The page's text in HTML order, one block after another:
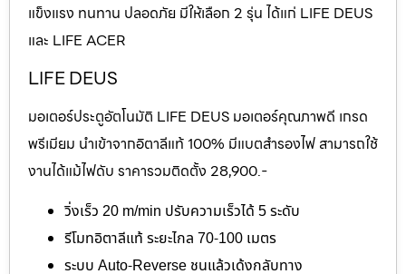
แข็งแรง ทนทาน ปลอดภัย มีให้เลือก 2 รุ่น ได้แก่ LIFE DEUS
และ LIFE ACER
LIFE DEUS
มอเตอร์ประตูอัตโนมัติ LIFE DEUS มอเตอร์คุณภาพดี เกรด
พรีเมียม นำเข้าจากอิตาลีแท้ 100% มีแบตสำรองไฟ สามารถใช้
งานได้แม้ไฟดับ ราคารวมติดตั้ง 28,900.-
วิ่งเร็ว 20 m/min ปรับความเร็วได้ 5 ระดับ
รีโมทอิตาลีแท้ ระยะไกล 70-100 เมตร
ระบบ Auto-Reverse ชนแล้วเด้งกลับทาง